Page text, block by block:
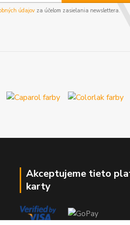
údajov za účelom zasielania newslettera.
Akceptujeme tieto
karty